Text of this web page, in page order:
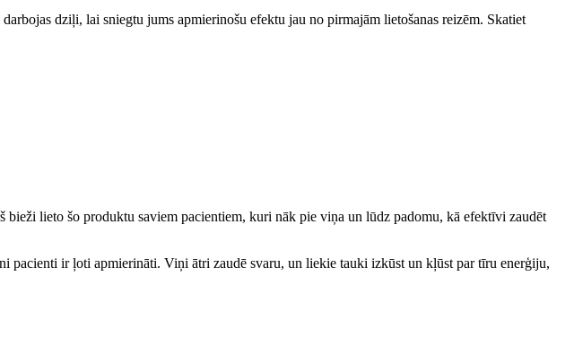
dziļi, lai sniegtu jums apmierinošu efektu jau no pirmajām lietošanas reizēm. Skatiet
lieto šo produktu saviem pacientiem, kuri nāk pie viņa un lūdz padomu, kā efektīvi zaudēt
pacienti ir ļoti apmierināti. Viņi ātri zaudē svaru, un liekie tauki izkūst un kļūst par tīru enerģiju,